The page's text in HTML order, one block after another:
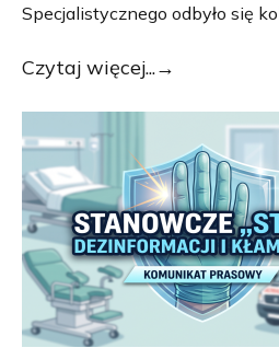
Specjalistycznego odbyło się
Czytaj więcej...